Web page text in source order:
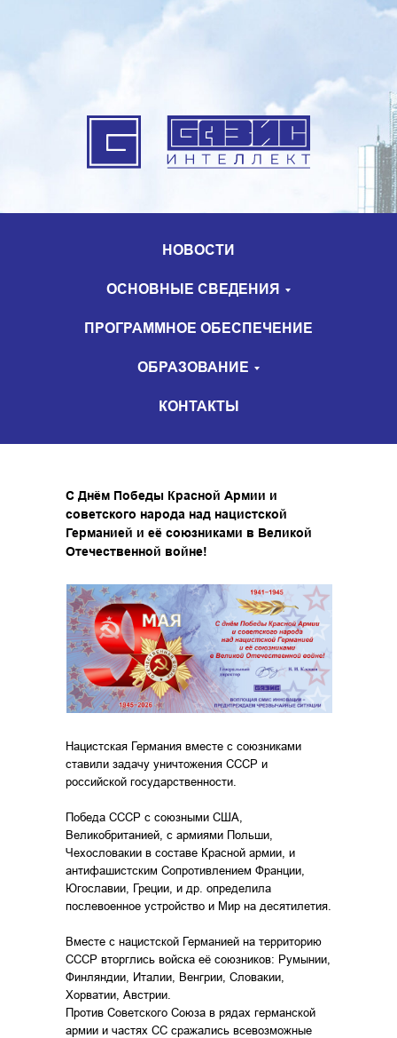
НОВОСТИ
ОСНОВНЫЕ СВЕДЕНИЯ
ПРОГРАММНОЕ ОБЕСПЕЧЕНИЕ
ОБРАЗОВАНИЕ
КОНТАКТЫ
С Днём Победы Красной Армии и
советского народа над нацистской
Германией и её союзниками в Великой
Отечественной войне!
Нацистская Германия вместе с союзниками
ставили задачу уничтожения СССР и
российской государственности.
Победа СССР с союзными США,
Великобританией, с армиями Польши,
Чехословакии в составе Красной армии, и
антифашистским Сопротивлением Франции,
Югославии, Греции, и др. определила
послевоенное устройство и Мир на десятилетия.
Вместе с нацистской Германией на территорию
СССР вторглись войска её союзников: Румынии,
Финляндии, Италии, Венгрии, Словакии,
Хорватии, Австрии.
Против Советского Союза в рядах германской
армии и частях СС сражались всевозможные